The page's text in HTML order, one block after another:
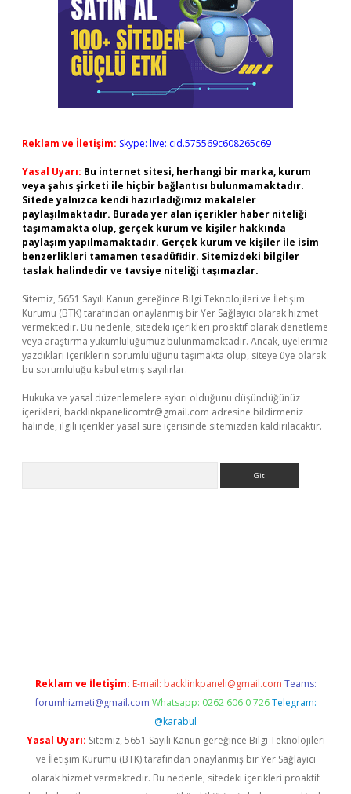
Reklam ve İletişim: Skype: live:.cid.575569c608265c69
Yasal Uyarı: Bu internet sitesi, herhangi bir marka, kurum
veya şahıs şirketi ile hiçbir bağlantısı bulunmamaktadır.
Sitede yalnızca kendi hazırladığımız makaleler
paylaşılmaktadır. Burada yer alan içerikler haber niteliği
taşımamakta olup, gerçek kurum ve kişiler hakkında
paylaşım yapılmamaktadır. Gerçek kurum ve kişiler ile isim
benzerlikleri tamamen tesadüfidir. Sitemizdeki bilgiler
taslak halindedir ve tavsiye niteliği taşımazlar.
Sitemiz, 5651 Sayılı Kanun gereğince Bilgi Teknolojileri ve İletişim
Kurumu (BTK) tarafından onaylanmış bir Yer Sağlayıcı olarak hizmet
vermektedir. Bu nedenle, sitedeki içerikleri proaktif olarak denetleme
veya araştırma yükümlülüğümüz bulunmamaktadır. Ancak, üyelerimiz
yazdıkları içeriklerin sorumluluğunu taşımakta olup, siteye üye olarak
bu sorumluluğu kabul etmiş sayılırlar.
Hukuka ve yasal düzenlemelere aykırı olduğunu düşündüğünüz
içerikleri, backlinkpanelicomtr@gmail.com adresine bildirmeniz
halinde, ilgili içerikler yasal süre içerisinde sitemizden kaldırılacaktır.
Reklam ve İletişim: E-mail: backlinkpaneli@gmail.com Teams:
forumhizmeti@gmail.com Whatsapp: 0262 606 0 726 Telegram:
@karabul
Yasal Uyarı: Sitemiz, 5651 Sayılı Kanun gereğince Bilgi Teknolojileri
ve İletişim Kurumu (BTK) tarafından onaylanmış bir Yer Sağlayıcı
olarak hizmet vermektedir. Bu nedenle, sitedeki içerikleri proaktif